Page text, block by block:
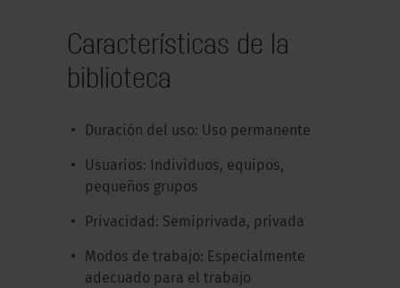
Características de la
biblioteca
Duración del uso: Uso permanente
Usuarios: Individuos, equipos,
pequeños grupos
Privacidad: Semiprivada, privada
Modos de trabajo: Especialmente
adecuado para el trabajo